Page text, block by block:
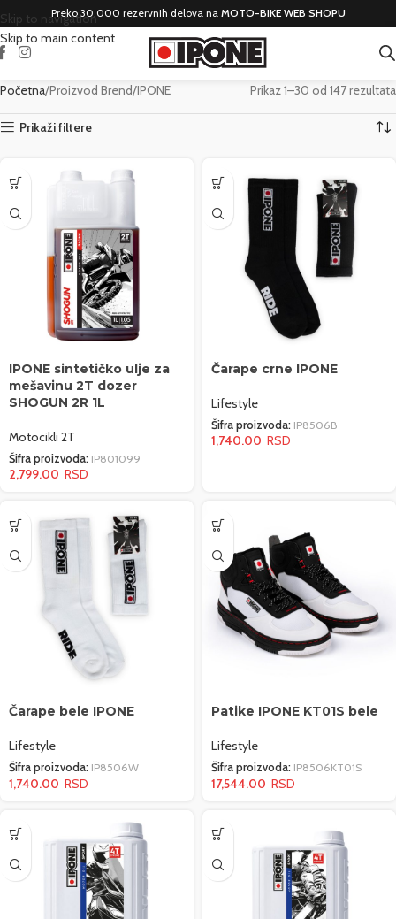
Skip to navigation
Skip to main content
Preko 30.000 rezervnih delova na MOTO-BIKE WEB SHOPU
Početna Proizvod Brend IPONE Prikaz 1–30 od 147 rezultata
Prikaži filtere
IPONE sintetičko ulje za
mešavinu 2T dozer
SHOGUN 2R 1L
Motocikli 2T
Šifra proizvoda: IP801099
2,799.00
Čarape crne IPONE
Lifestyle
Šifra proizvoda: IP8506B
1,740.00
Čarape bele IPONE
Lifestyle
Šifra proizvoda: IP8506W
1,740.00
Patike IPONE KT01S bele
Lifestyle
Šifra proizvoda: IP8506KT01S
17,544.00